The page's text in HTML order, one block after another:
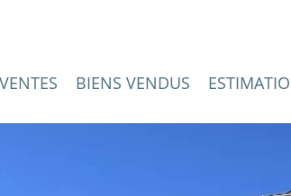
VENTES BIENS VENDUS